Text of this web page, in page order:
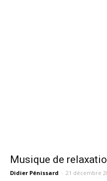
Musique de
Didier Pénissard - 21 décembre